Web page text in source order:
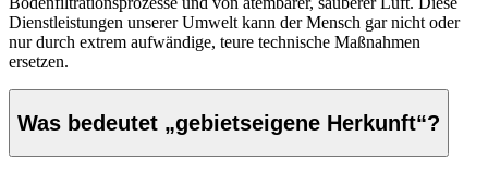
Dienstleistungen unserer Umwelt kann der Mensch gar nicht oder
nur durch extrem aufwändige, teure technische Maßnahmen
ersetzen.
Was bedeutet „gebietseigene Herkunft“?